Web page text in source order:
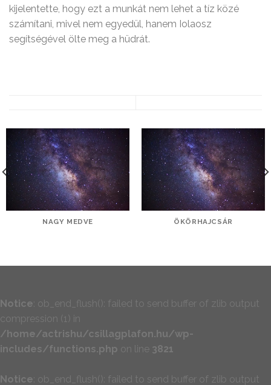
kijelentette, hogy ezt a munkát nem lehet a tíz közé
számítani, mivel nem egyedül, hanem Iolaosz
segítségével ölte meg a hüdrát.
NAGY MEDVE ÖKÖRHAJCSÁR
Notice: ob_end_flush(): failed to send buffer of zlib output
compression (1) in
/home/actrishu/csillagplafon.hu/wp-
includes/functions.php on line 3821
Notice: ob_end_flush(): failed to send buffer of zlib output